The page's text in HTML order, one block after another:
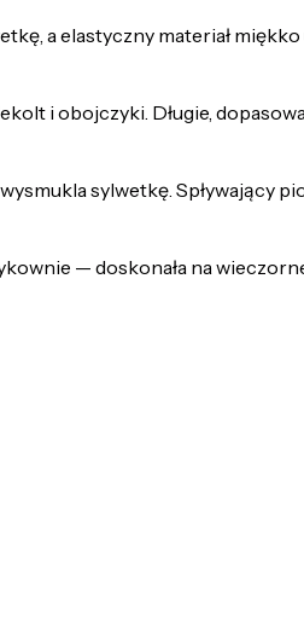
a elastyczny materiał miękko
i obojczyki. Długie,
sylwetkę. Spływający
— doskonała na